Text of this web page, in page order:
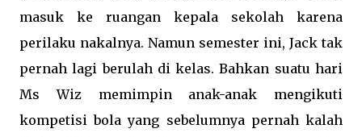
masuk ke ruangan kepala sekolah karena
perilaku nakalnya. Namun semester ini, Jack tak
pernah lagi berulah di kelas. Bahkan suatu hari
Ms Wiz memimpin anak-anak mengikuti
kompetisi bola yang sebelumnya pernah kalah